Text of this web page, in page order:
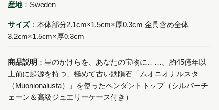
産地：Sweden
サイズ：本体部分2.1cm×1.5cm×厚0.3cm 金具含め全体
3.2cm×1.5cm×厚0.3cm
商品説明 ：星のかけらを、あなたの宝物に……。約45億年以
上前に起源を持つ、極めて古い鉄隕石「ムオニオナルスタ
（Muonionalusta）」を使ったペンダントトップ（シルバーチ
ェーン＆高級ジュエリーケース付き）